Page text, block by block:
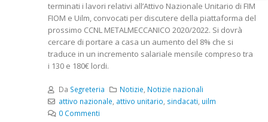
terminati i lavori relativi all’Attivo Nazionale Unitario di FIM
FIOM e Uilm, convocati per discutere della piattaforma del
prossimo CCNL METALMECCANICO 2020/2022. Si dovrà
cercare di portare a casa un aumento del 8% che si
traduce in un incremento salariale mensile compreso tra
i 130 e 180€ lordi.
Da Segreteria Notizie Notizie nazionali
attivo nazionale attivo unitario sindacati uilm
0 Commenti